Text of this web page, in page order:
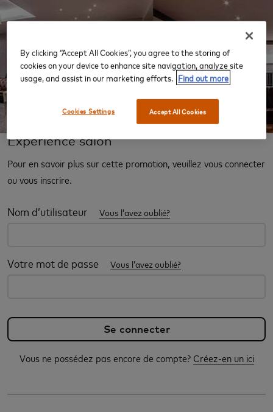
‹
Expérience salon
Pour en savoir plus sur cette promotion, veuillez vous connecter
ou vous inscrire.
Nom d’utilisateur Vous l’avez oublié?
Votre mot de passe Vous l’avez oublié?
Vous ne possédez pas encore de compte? Créez-en un ici
By clicking “Accept All Cookies”, you agree to the storing of
cookies on your device to enhance site navigation, analyze site
usage, and assist in our marketing efforts. Find out more
Accept All Cookies
Cookies Settings